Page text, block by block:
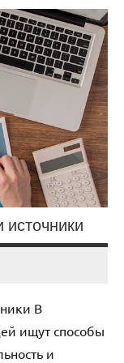
В
ищут способы
и